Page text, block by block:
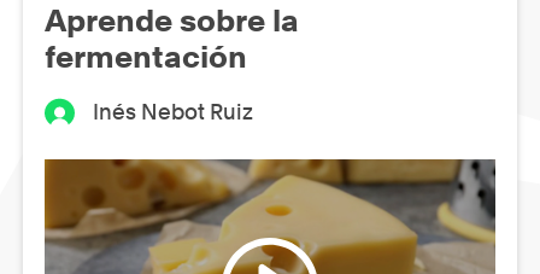
Aprende sobre la
fermentación
Inés Nebot Ruiz